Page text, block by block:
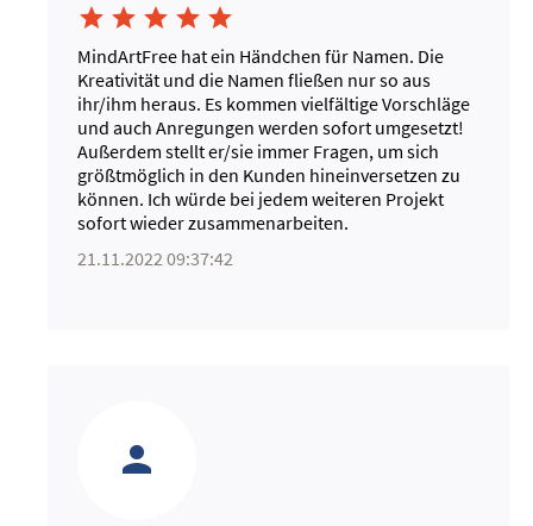
    
MindArtFree hat ein Händchen für Namen. Die
Kreativität und die Namen fließen nur so aus
ihr/ihm heraus. Es kommen vielfältige Vorschläge
und auch Anregungen werden sofort umgesetzt!
Außerdem stellt er/sie immer Fragen, um sich
größtmöglich in den Kunden hineinversetzen zu
können. Ich würde bei jedem weiteren Projekt
sofort wieder zusammenarbeiten.
21.11.2022 09:37:42